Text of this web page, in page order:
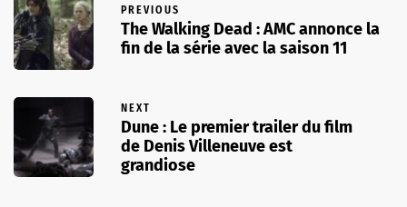
PREVIOUS
The Walking Dead : AMC annonce la
fin de la série avec la saison 11
NEXT
Dune : Le premier trailer du film
de Denis Villeneuve est
grandiose